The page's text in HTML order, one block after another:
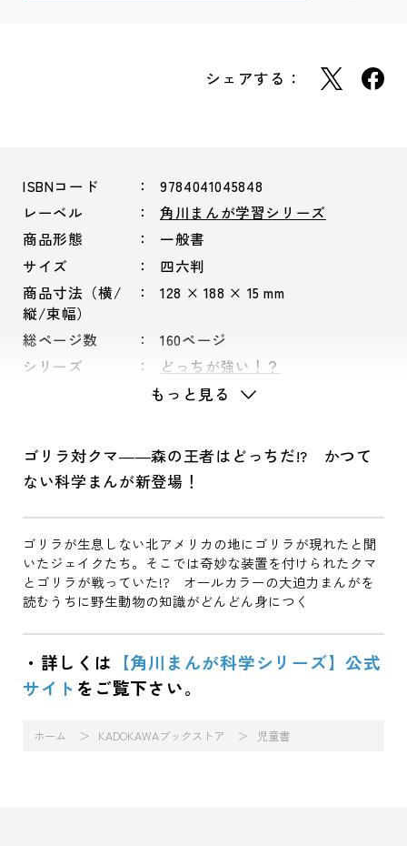
シェアする：
ISBNコード
9784041045848
レーベル
角川まんが学習シリーズ
商品形態
一般書
サイズ
四六判
商品寸法（横/
縦/束幅）
128 × 188 × 15 mm
総ページ数
160ページ
シリーズ
どっちが強い！？
もっと見る
ゴリラ対クマ――森の王者はどっちだ!? かつて
ない科学まんが新登場！
ゴリラが生息しない北アメリカの地にゴリラが現れたと聞
いたジェイクたち。そこでは奇妙な装置を付けられたクマ
とゴリラが戦っていた!? オールカラーの大迫力まんがを
読むうちに野生動物の知識がどんどん身につく
・詳しくは 【角川まんが科学シリーズ】公式
サイト をご覧下さい。
ホーム KADOKAWAブックストア 児童書